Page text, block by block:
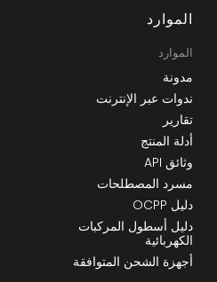
الموارد
الموارد
مدونة
ندوات عبر الإنترنت
تقارير
أدلة المنتج
وثائق API
مسرد المصطلحات
دليل OCPP
دليل أسطول المركبات
الكهربائية
أجهزة الشحن المتوافقة